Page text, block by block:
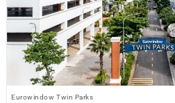
Eurowindow Twin Parks